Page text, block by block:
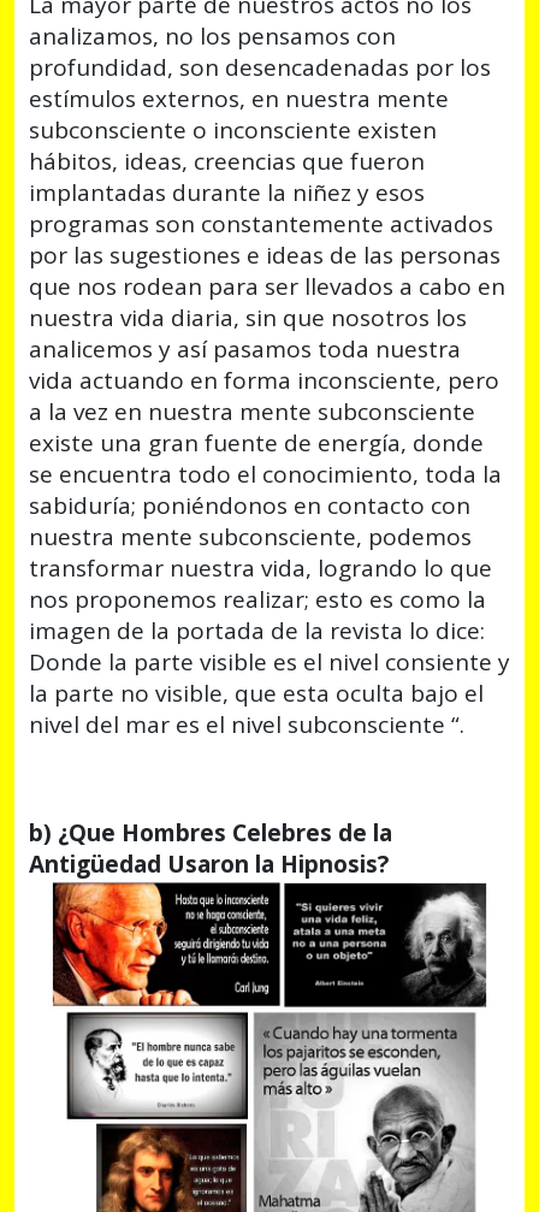
analizamos, no los pensamos con
profundidad, son desencadenadas por los
estímulos externos, en nuestra mente
subconsciente o inconsciente existen
hábitos, ideas, creencias que fueron
implantadas durante la niñez y esos
programas son constantemente activados
por las sugestiones e ideas de las personas
que nos rodean para ser llevados a cabo en
nuestra vida diaria, sin que nosotros los
analicemos y así pasamos toda nuestra
vida actuando en forma inconsciente, pero
a la vez en nuestra mente subconsciente
existe una gran fuente de energía, donde
se encuentra todo el conocimiento, toda la
sabiduría; poniéndonos en contacto con
nuestra mente subconsciente, podemos
transformar nuestra vida, logrando lo que
nos proponemos realizar; esto es como la
imagen de la portada de la revista lo dice:
Donde la parte visible es el nivel consiente y
la parte no visible, que esta oculta bajo el
nivel del mar es el nivel subconsciente “.
b) ¿Que Hombres Celebres de la
Antigüedad Usaron la Hipnosis?